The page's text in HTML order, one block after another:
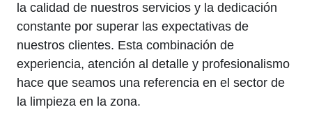
la calidad de nuestros servicios y la dedicación
constante por superar las expectativas de
nuestros clientes. Esta combinación de
experiencia, atención al detalle y profesionalismo
hace que seamos una referencia en el sector de
la limpieza en la zona.